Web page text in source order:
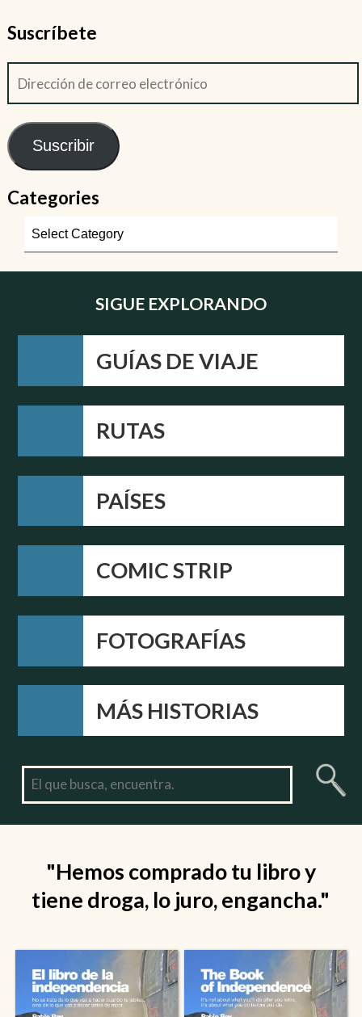
Suscríbete
Suscribir
Categories
SIGUE EXPLORANDO
GUÍAS DE VIAJE
RUTAS
PAÍSES
COMIC STRIP
FOTOGRAFÍAS
MÁS HISTORIAS
"Hemos comprado tu libro y
tiene droga, lo juro, engancha."